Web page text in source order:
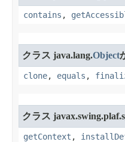
contains ,
クラス java.lang.Object
clone, equals ,
クラス
getContext ,